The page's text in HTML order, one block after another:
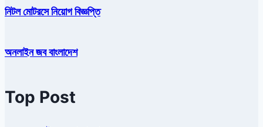
নিটল মোটরসে নিয়োগ বিজ্ঞপ্তি
অনলাইন জব বাংলাদেশ
Top Post